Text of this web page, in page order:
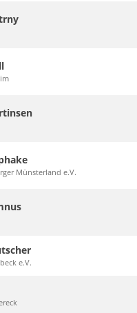
Münsterland e.V.
e.V.